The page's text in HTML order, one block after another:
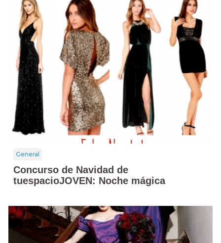
General
Concurso de Navidad de
tuespacioJOVEN: Noche mágica